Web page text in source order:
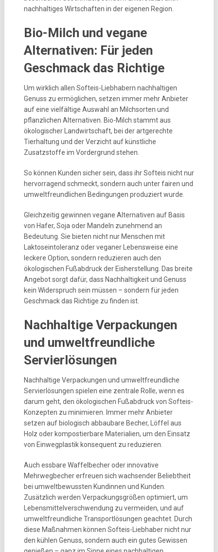
nachhaltiges Wirtschaften in der eigenen Region.
Bio-Milch und vegane
Alternativen: Für jeden
Geschmack das Richtige
Um wirklich allen Softeis-Liebhabern nachhaltigen
Genuss zu ermöglichen, setzen immer mehr Anbieter
auf eine vielfältige Auswahl an Milchsorten und
pflanzlichen Alternativen. Bio-Milch stammt aus
ökologischer Landwirtschaft, bei der artgerechte
Tierhaltung und der Verzicht auf künstliche
Zusatzstoffe im Vordergrund stehen.
So können Kunden sicher sein, dass ihr Softeis nicht nur
hervorragend schmeckt, sondern auch unter fairen und
umweltfreundlichen Bedingungen produziert wurde.
Gleichzeitig gewinnen vegane Alternativen auf Basis
von Hafer, Soja oder Mandeln zunehmend an
Bedeutung. Sie bieten nicht nur Menschen mit
Laktoseintoleranz oder veganer Lebensweise eine
leckere Option, sondern reduzieren auch den
ökologischen Fußabdruck der Eisherstellung. Das breite
Angebot sorgt dafür, dass Nachhaltigkeit und Genuss
kein Widerspruch sein müssen – sondern für jeden
Geschmack das Richtige zu finden ist.
Nachhaltige Verpackungen
und umweltfreundliche
Servierlösungen
Nachhaltige Verpackungen und umweltfreundliche
Servierlösungen spielen eine zentrale Rolle, wenn es
darum geht, den ökologischen Fußabdruck von Softeis-
Konzepten zu minimieren. Immer mehr Anbieter
setzen auf biologisch abbaubare Becher, Löffel aus
Holz oder kompostierbare Materialien, um den Einsatz
von Einwegplastik konsequent zu reduzieren.
Auch essbare Waffelbecher oder innovative
Mehrwegbecher erfreuen sich wachsender Beliebtheit
bei umweltbewussten Kundinnen und Kunden.
Zusätzlich werden Verpackungsgrößen optimiert, um
Lebensmittelverschwendung zu vermeiden, und auf
umweltfreundliche Transportlösungen geachtet. Durch
diese Maßnahmen können Softeis-Liebhaber nicht nur
den kühlen Genuss, sondern auch ein gutes Gewissen